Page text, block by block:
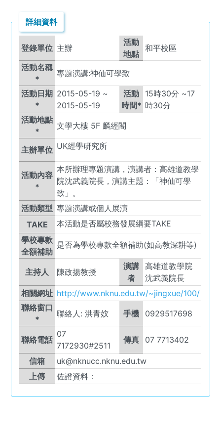
詳細資料
登錄單位 主辦
活動
地點
和平校區
活動名稱
*
專題演講:神仙可學致
活動日期
*
2015-05-19 ~
2015-05-19
活動
時間*
15時30 分 ~17
時30分
活動地點
*
文學大樓 5F 麟經閣
主辦單位 UK經學研究所
活動內容
*
本所辦理專題演講，演講者：高雄道教學
院沈武義院長，演講主題：「神仙可學
致」。
活動類型 專題演講或個人展演
TAKE
本活動是否屬校務發展綱要TAKE
學校專款
全額補助
是否為學校專款全額補助(如高教深耕等)
主持人 陳政揚教授
演講
者
高雄道教學院
沈武義院長
相關網址 http://www.nknu.edu.tw/~jingxue/100/
聯絡窗口
*
聯絡人: 洪青妏 手機 0929517698
聯絡電話
07
7172930#2511
傳真 07 7713402
信箱
uk@nknucc.nknu.edu.tw
上傳
佐證資料：